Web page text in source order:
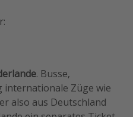
. Busse,
internationale Züge wie
also aus Deutschland